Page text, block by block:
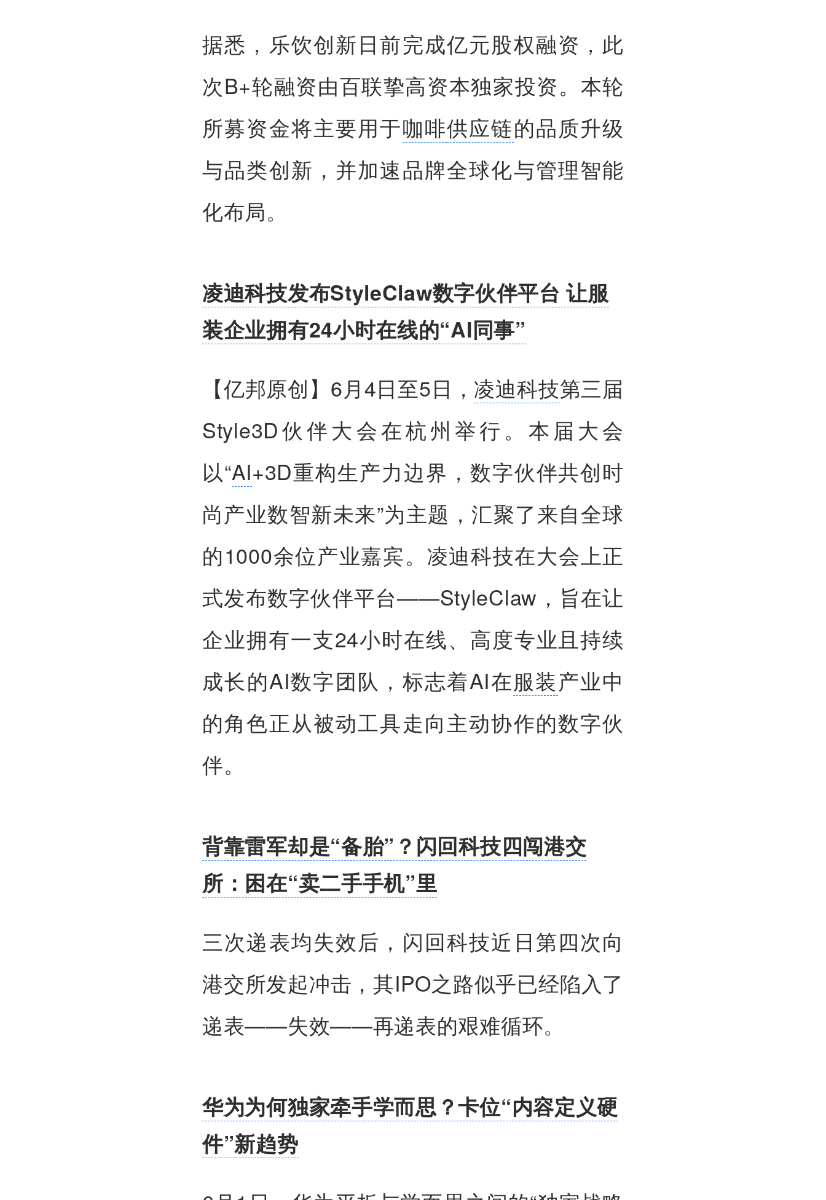
据悉，乐饮创新日前完成亿元股权融资，此
次B+轮融资由百联挚高资本独家投资。本轮
所募资金将主要用于咖啡供应链的品质升级
与品类创新，并加速品牌全球化与管理智能
化布局。
凌迪科技发布StyleClaw数字伙伴平台 让服
装企业拥有24小时在线的“AI同事”
【亿邦原创】 6月4日至5日， 凌迪科技第三届
Style3D伙伴大会在杭州举行。本届大会
以“AI+3D重构生产力边界，数字伙伴共创时
尚产业数智新未来”为主题，汇聚了来自全球
的1000余位产业嘉宾。凌迪科技在大会上正
式发布数字伙伴平台——StyleClaw，旨在让
企业拥有一支24小时在线、高度专业且持续
成长的AI数字团队，标志着AI在服装产业中
的角色正从被动工具走向主动协作的数字伙
伴。
背靠雷军却是“备胎”？闪回科技四闯港交
所：困在“卖二手手机”里
三次递表均失效后，闪回科技近日第四次向
港交所发起冲击，其IPO之路似乎已经陷入了
递表——失效——再递表的艰难循环。
华为为何独家牵手学而思？卡位“内容定义硬
件”新趋势